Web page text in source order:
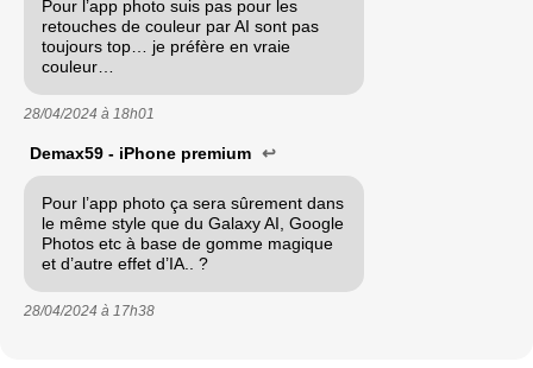
Pour l’app photo suis pas pour les
retouches de couleur par AI sont pas
toujours top… je préfère en vraie
couleur…
28/04/2024 à 18h01
Demax59 - iPhone premium ↩
Pour l’app photo ça sera sûrement dans
le même style que du Galaxy AI, Google
Photos etc à base de gomme magique
et d’autre effet d’IA.. ?
28/04/2024 à 17h38